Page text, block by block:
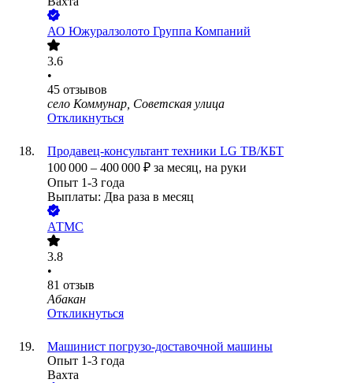
АО Южуралзолото Группа Компаний
3.6
•
45 отзывов
село Коммунар, Советская улица
Откликнуться
Продавец-консультант техники LG ТВ/КБТ
100 000 – 400 000 ₽ за месяц, на руки
Опыт 1-3 года
Выплаты: Два раза в месяц
АТМС
3.8
•
81 отзыв
Абакан
Откликнуться
Машинист погрузо-доставочной машины
Опыт 1-3 года
Вахта